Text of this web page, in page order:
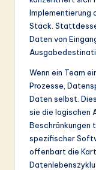
Implementierung
Stack.
Daten von
Wenn ein Team
Prozesse,
Daten selbst.
sie die logischen
Beschränkungen
spezifischer
offenbart die